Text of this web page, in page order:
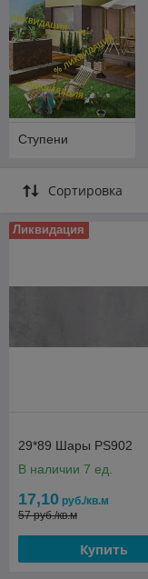
Ступени
Сортировка
Ликвидация
29*89 Шары PS902
В наличии 7 ед.
17,10 руб./кв.м
57 руб./кв.м
Купить